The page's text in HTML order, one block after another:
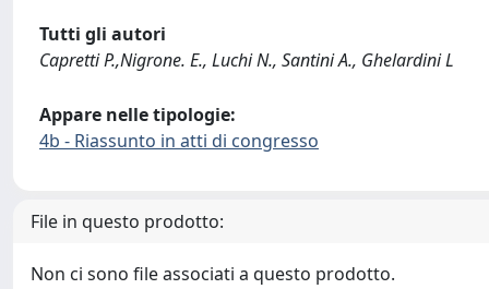
Tutti gli autori
Capretti P.,Nigrone. E., Luchi N., Santini A., Ghelardini L
Appare nelle tipologie:
4b - Riassunto in atti di congresso
File in questo prodotto:
Non ci sono file associati a questo prodotto.